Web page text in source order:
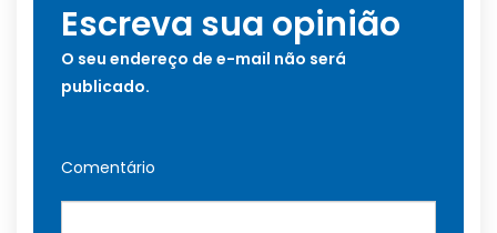
Escreva sua opinião
O seu endereço de e-mail não será
publicado.
Comentário